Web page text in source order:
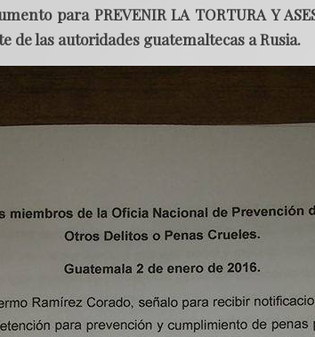
para PREVENIR LA TORTURA Y
de las autoridades guatemaltecas a Rusia.